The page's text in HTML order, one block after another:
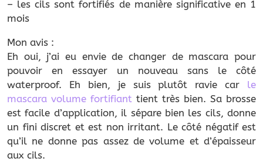
– les cils sont fortifiés de manière significative en 1
mois
Mon avis :
Eh oui, j’ai eu envie de changer de mascara pour
pouvoir en essayer un nouveau sans le côté
waterproof. Eh bien, je suis plutôt ravie car le
mascara volume fortifiant tient très bien. Sa brosse
est facile d’application, il sépare bien les cils, donne
un fini discret et est non irritant. Le côté négatif est
qu’il ne donne pas assez de volume et d’épaisseur
aux cils.